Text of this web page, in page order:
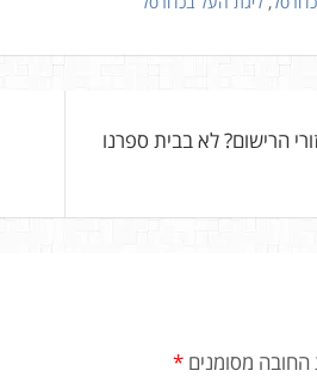
הרישום? לא בבית ספרנו
מסומנים *